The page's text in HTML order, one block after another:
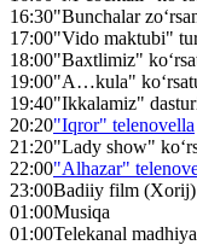
16:30"Bunchalar
17:00"Vido maktubi"
18:00"Baxtlimiz"
19:00"A…kula"
19:40"Ikkalamiz"
20:20"Iqror" telenovella
21:20"Lady show"
22:00"Alhazar"
23:00Badiiy film (Xorij)
01:00Musiqa
01:00Telekanal